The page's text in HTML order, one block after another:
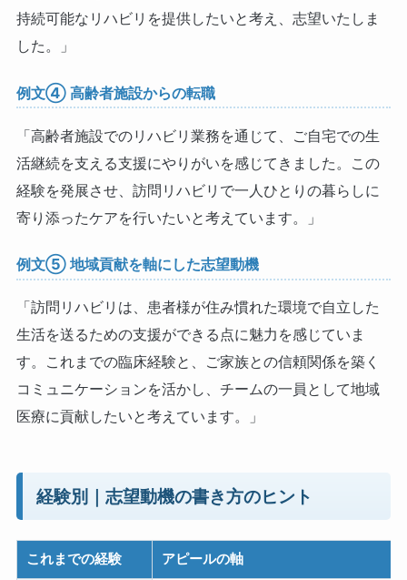
持続可能なリハビリを提供したいと考え、志望いたしま
した。」
例文④ 高齢者施設からの転職
「高齢者施設でのリハビリ業務を通じて、ご自宅での生
活継続を支える支援にやりがいを感じてきました。この
経験を発展させ、訪問リハビリで一人ひとりの暮らしに
寄り添ったケアを行いたいと考えています。」
例文⑤ 地域貢献を軸にした志望動機
「訪問リハビリは、患者様が住み慣れた環境で自立した
生活を送るための支援ができる点に魅力を感じていま
す。これまでの臨床経験と、ご家族との信頼関係を築く
コミュニケーションを活かし、チームの一員として地域
医療に貢献したいと考えています。」
経験別｜志望動機の書き方のヒント
これまでの経験 アピールの軸